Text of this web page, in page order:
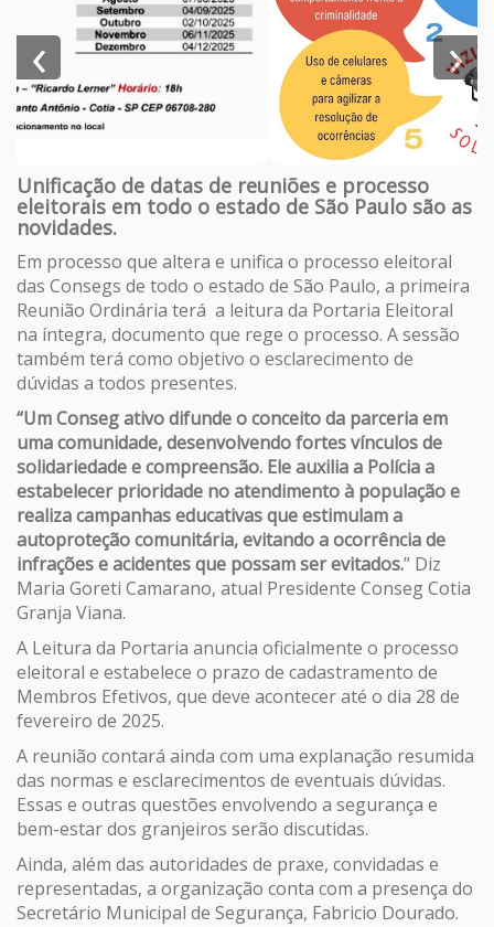
‹ ›
Unificação de datas de reuniões e processo
eleitorais em todo o estado de São Paulo são as
novidades.
Em processo que altera e unifica o processo eleitoral
das Consegs de todo o estado de São Paulo, a primeira
Reunião Ordinária terá a leitura da Portaria Eleitoral
na íntegra, documento que rege o processo. A sessão
também terá como objetivo o esclarecimento de
dúvidas a todos presentes.
“Um Conseg ativo difunde o conceito da parceria em
uma comunidade, desenvolvendo fortes vínculos de
solidariedade e compreensão. Ele auxilia a Polícia a
estabelecer prioridade no atendimento à população e
realiza campanhas educativas que estimulam a
autoproteção comunitária, evitando a ocorrência de
infrações e acidentes que possam ser evitados.” Diz
Maria Goreti Camarano, atual Presidente Conseg Cotia
Granja Viana.
A Leitura da Portaria anuncia oficialmente o processo
eleitoral e estabelece o prazo de cadastramento de
Membros Efetivos, que deve acontecer até o dia 28 de
fevereiro de 2025.
A reunião contará ainda com uma explanação resumida
das normas e esclarecimentos de eventuais dúvidas.
Essas e outras questões envolvendo a segurança e
bem-estar dos granjeiros serão discutidas.
Ainda, além das autoridades de praxe, convidadas e
representadas, a organização conta com a presença do
Secretário Municipal de Segurança, Fabricio Dourado.